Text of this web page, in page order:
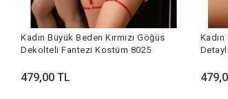
Kadın Büyük Beden Kırmızı Göğüs
Dekolteli Fantezi Kostüm 8025
479,00 TL